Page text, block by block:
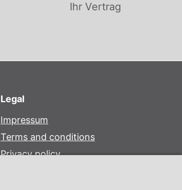
Ihr Vertrag
Legal
Impressum
Terms and conditions
Privacy policy